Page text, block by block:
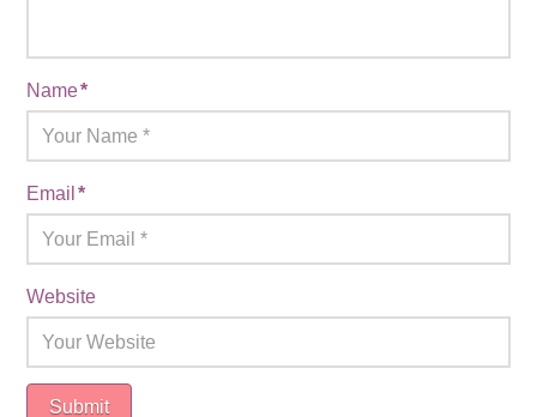
Name*
Email*
Website